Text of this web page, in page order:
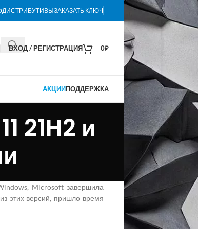
ДИСТРИБУТИВЫЗАКАЗАТЬ КЛЮЧ
ВХОД / РЕГИСТРАЦИЯ 0₽
АКЦИИПОДДЕРЖКА
21H2 и
Microsoft завершила
этих версий, пришло время